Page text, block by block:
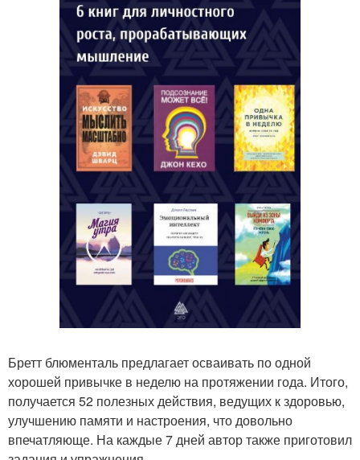
Бретт блюменталь предлагает осваивать по одной
хорошей привычке в неделю на протяжении года. Итого,
получается 52 полезных действия, ведущих к здоровью,
улучшению памяти и настроения, что довольно
впечатляюще. На каждые 7 дней автор также приготовил